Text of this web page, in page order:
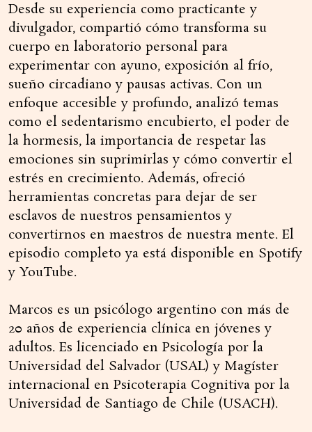
Desde su experiencia como practicante y
divulgador, compartió cómo transforma su
cuerpo en laboratorio personal para
experimentar con ayuno, exposición al frío,
sueño circadiano y pausas activas. Con un
enfoque accesible y profundo, analizó temas
como el sedentarismo encubierto, el poder de
la hormesis, la importancia de respetar las
emociones sin suprimirlas y cómo convertir el
estrés en crecimiento. Además, ofreció
herramientas concretas para dejar de ser
esclavos de nuestros pensamientos y
convertirnos en maestros de nuestra mente. El
episodio completo ya está disponible en Spotify
y YouTube.
Marcos es un psicólogo argentino con más de
20 años de experiencia clínica en jóvenes y
adultos. Es licenciado en Psicología por la
Universidad del Salvador (USAL) y Magíster
internacional en Psicoterapia Cognitiva por la
Universidad de Santiago de Chile (USACH).